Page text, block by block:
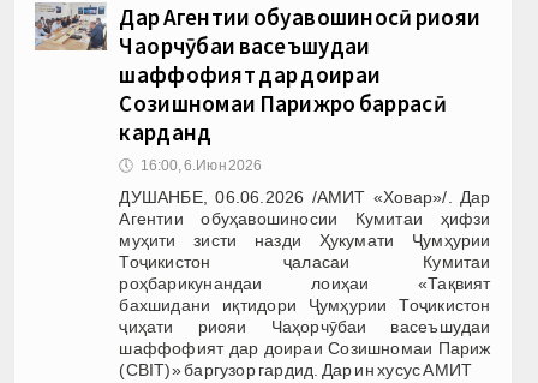
Дар Агентии обуҳавошиносӣ риояи
Чаҳорчӯбаи васеъшудаи
шаффофият дар доираи
Созишномаи Парижро баррасӣ
карданд
🕔 16:00, 6.Июн 2026
ДУШАНБЕ, 06.06.2026 /АМИТ «Ховар»/. Дар
Агентии обуҳавошиносии Кумитаи ҳифзи
муҳити зисти назди Ҳукумати Ҷумҳурии
Тоҷикистон ҷаласаи Кумитаи
роҳбарикунандаи лоиҳаи «Тақвият
бахшидани иқтидори Ҷумҳурии Тоҷикистон
ҷиҳати риояи Чаҳорчӯбаи васеъшудаи
шаффофият дар доираи Созишномаи Париж
(CBIT)» баргузор гардид. Дар ин хусус АМИТ